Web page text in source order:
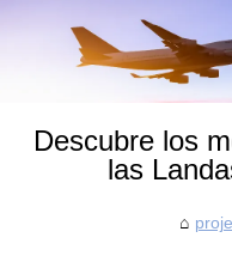
Descubre los
las